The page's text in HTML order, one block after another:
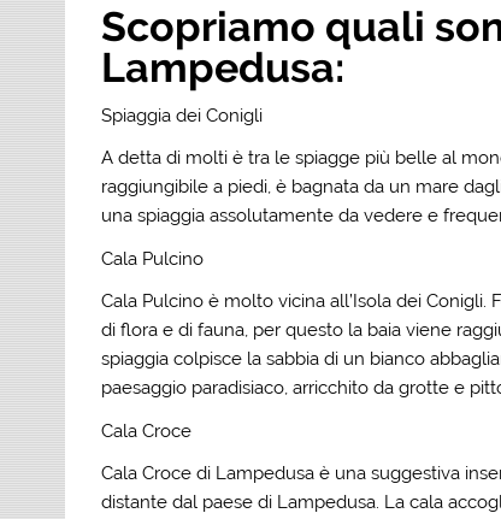
Scopriamo quali
Lampedusa:
Spiaggia dei Conigli
A detta di molti è tra le spiagge più belle al
raggiungibile a piedi, è bagnata da un mare
una spiaggia assolutamente da vedere e
Cala Pulcino
Cala Pulcino è molto vicina all’Isola dei
di flora e di fauna, per questo la baia viene
spiaggia colpisce la sabbia di un bianco
paesaggio paradisiaco, arricchito da grotte e
Cala Croce
Cala Croce di Lampedusa è una suggestiva
distante dal paese di Lampedusa. La cala